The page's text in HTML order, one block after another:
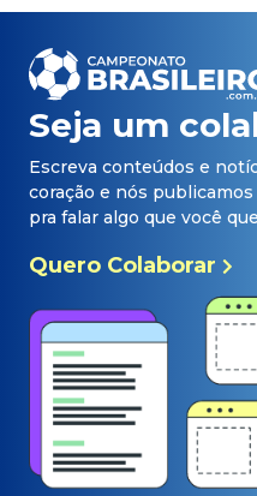
Seja um
Escreva conteúdos e
coração e nós
pra falar algo que você
Quero Colaborar